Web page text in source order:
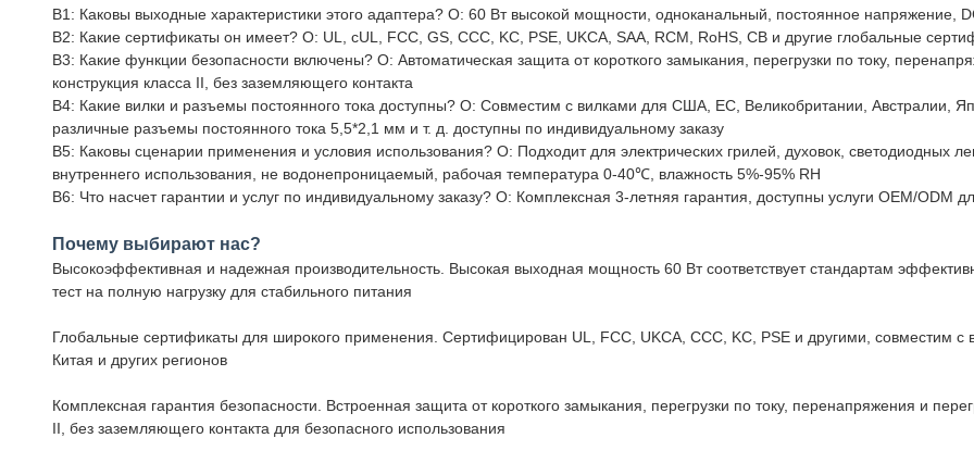
В1: Каковы выходные характеристики этого адаптера? О: 60 Вт высокой мощности, одноканальный, постоянное напряжение,
В2: Какие сертификаты он имеет? О: UL, cUL, FCC, GS, CCC, KC, PSE, UKCA, SAA, RCM, RoHS, CB и другие глобальные
В3: Какие функции безопасности включены? О: Автоматическая защита от короткого замыкания, перегрузки по току,
конструкция класса II, без заземляющего контакта
В4: Какие вилки и разъемы постоянного тока доступны? О: Совместим с вилками для США, ЕС, Великобритании, Австралии,
различные разъемы постоянного тока 5,5*2,1 мм и т. д. доступны по индивидуальному заказу
В5: Каковы сценарии применения и условия использования? О: Подходит для электрических грилей, духовок, светодиодных
внутреннего использования, не водонепроницаемый, рабочая температура 0-40℃, влажность 5%-95% RH
В6: Что насчет гарантии и услуг по индивидуальному заказу? О: Комплексная 3-летняя гарантия, доступны услуги OEM/ODM
Почему выбирают нас?
Высокоэффективная и надежная производительность. Высокая выходная мощность 60 Вт соответствует стандартам
тест на полную нагрузку для стабильного питания
Глобальные сертификаты для широкого применения. Сертифицирован UL, FCC, UKCA, CCC, KC, PSE и другими, совместим
Китая и других регионов
Комплексная гарантия безопасности. Встроенная защита от короткого замыкания, перегрузки по току, перенапряжения и
II, без заземляющего контакта для безопасного использования